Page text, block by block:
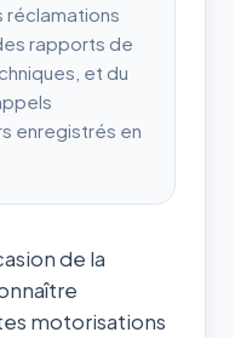
réclamations
rapports de
et du
enregistrés en
de la
motorisations